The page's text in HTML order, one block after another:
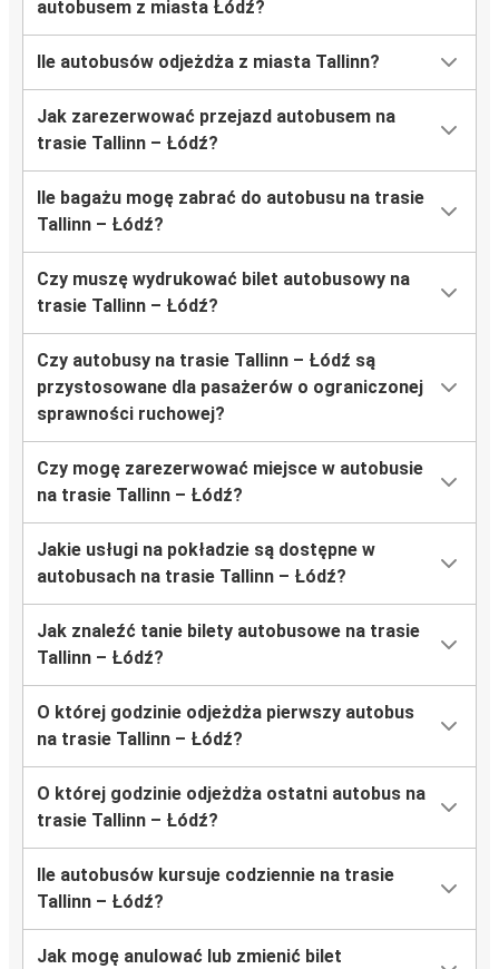
autobusem z miasta Łódź?
Ile autobusów odjeżdża z miasta Tallinn?
Jak zarezerwować przejazd autobusem na
trasie Tallinn – Łódź?
Ile bagażu mogę zabrać do autobusu na trasie
Tallinn – Łódź?
Czy muszę wydrukować bilet autobusowy na
trasie Tallinn – Łódź?
Czy autobusy na trasie Tallinn – Łódź są
przystosowane dla pasażerów o ograniczonej
sprawności ruchowej?
Czy mogę zarezerwować miejsce w autobusie
na trasie Tallinn – Łódź?
Jakie usługi na pokładzie są dostępne w
autobusach na trasie Tallinn – Łódź?
Jak znaleźć tanie bilety autobusowe na trasie
Tallinn – Łódź?
O której godzinie odjeżdża pierwszy autobus
na trasie Tallinn – Łódź?
O której godzinie odjeżdża ostatni autobus na
trasie Tallinn – Łódź?
Ile autobusów kursuje codziennie na trasie
Tallinn – Łódź?
Jak mogę anulować lub zmienić bilet